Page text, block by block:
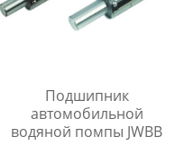
Подшипник
автомобильной
водяной помпы JWBB